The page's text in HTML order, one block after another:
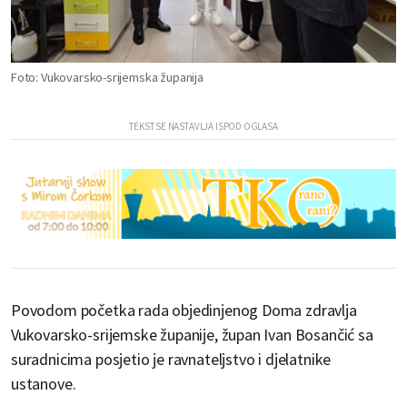
Foto: Vukovarsko-srijemska županija
Povodom početka rada objedinjenog Doma zdravlja
Vukovarsko-srijemske županije, župan Ivan Bosančić sa
suradnicima posjetio je ravnateljstvo i djelatnike
ustanove.